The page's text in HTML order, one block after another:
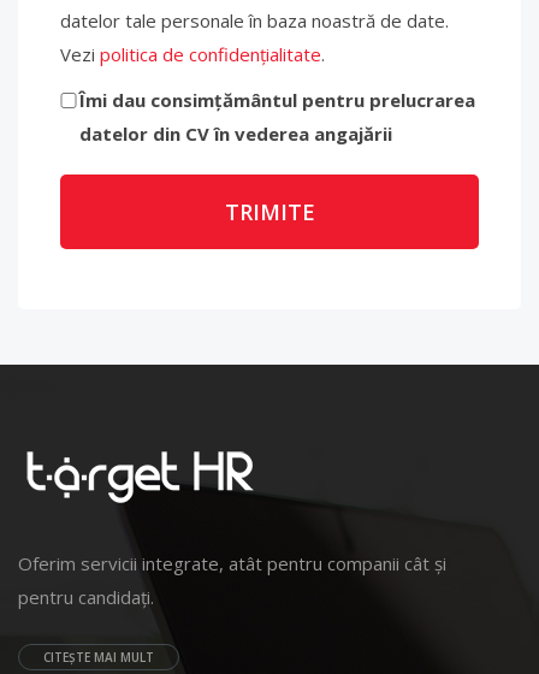
datelor tale personale în baza noastră de date.
Vezi politica de confidențialitate.
Îmi dau consimțământul pentru prelucrarea
datelor din CV în vederea angajării
Oferim servicii integrate, atât pentru companii cât și
pentru candidați.
CITEȘTE MAI MULT